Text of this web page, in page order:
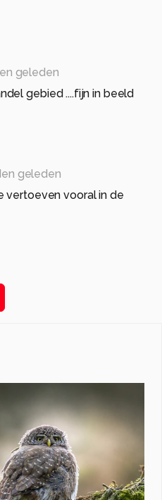
geleden
gebied ....fijn in beeld
geleden
vertoeven vooral in de